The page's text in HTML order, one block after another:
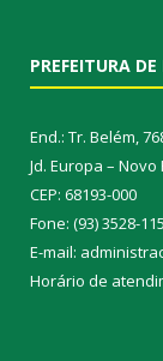
PREFEITURA
End.: Tr. Belém,
Jd. Europa –
CEP: 68193-000
Fone: (93) 3528-
E-mail:
Horário de